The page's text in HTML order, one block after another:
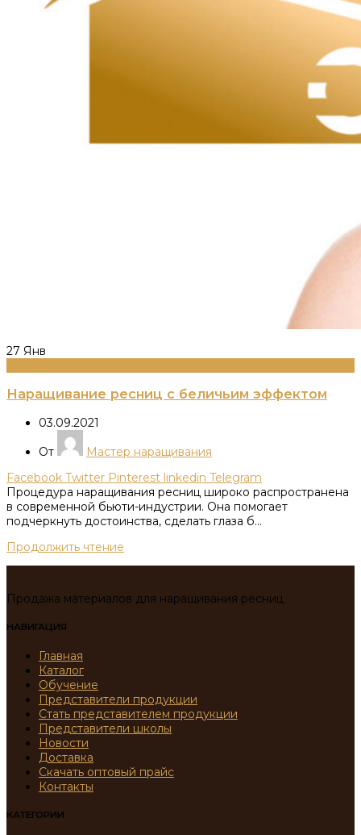
27 Янв
Наращивание ресниц с беличьим эффектом
03.09.2021
От
Мастер наращивания
Facebook Twitter Pinterest linkedin Telegram
Процедура наращивания ресниц широко распространена
в современной бьюти-индустрии. Она помогает
подчеркнуть достоинства, сделать глаза б...
Продолжить чтение
Продажа материалов для наращивания ресниц
НАВИГАЦИЯ
Главная
Каталог
Обучение
Представители продукции
Стать представителем продукции
Представители школы
Новости
Доставка
Скачать оптовый прайс
Контакты
КАТЕГОРИИ